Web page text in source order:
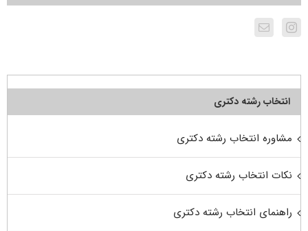
انتخاب رشته دکتری
مشاوره انتخاب رشته دکتری
نکات انتخاب رشته دکتری
راهنمای انتخاب رشته دکتری